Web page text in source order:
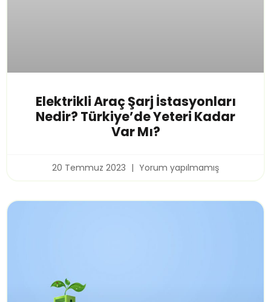
Elektrikli Araç Şarj İstasyonları
Nedir? Türkiye’de Yeteri Kadar
Var Mı?
20 Temmuz 2023 Yorum yapılmamış